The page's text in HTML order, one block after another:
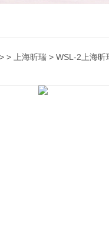
> > 上海昕瑞 > WSL-2上海昕